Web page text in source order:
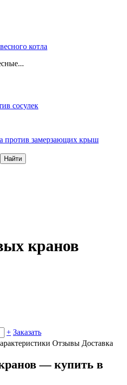
котла
сосулек
против замерзающих крыш
кранов
+ Заказать
Отзывы Доставка
— купить в